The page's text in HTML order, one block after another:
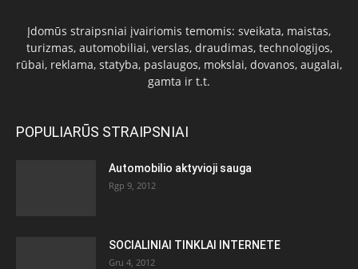
Įdomūs straipsniai įvairiomis temomis: sveikata, maistas,
turizmas, automobiliai, verslas, draudimas, technologijos,
rūbai, reklama, statyba, paslaugos, mokslai, dovanos, augalai,
gamta ir t.t.
POPULIARŪS STRAIPSNIAI
Automobilio aktyvioji sauga
Rgp 9, 2012
SOCIALINIAI TINKLAI INTERNETE
Gru 4, 2012